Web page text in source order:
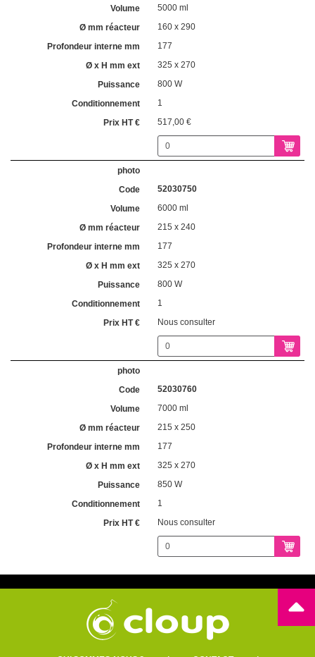
5000 ml
160 x 290
177
325 x 270
800 W
1
517,00 €
52030750
6000 ml
215 x 240
177
325 x 270
800 W
1
Nous consulter
52030760
7000 ml
215 x 250
177
325 x 270
850 W
1
Nous consulter